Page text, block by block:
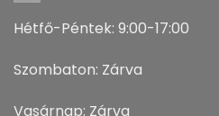
Hétfő-Péntek: 9:00-17:00
Szombaton: Zárva
Vasárnap: Zárva